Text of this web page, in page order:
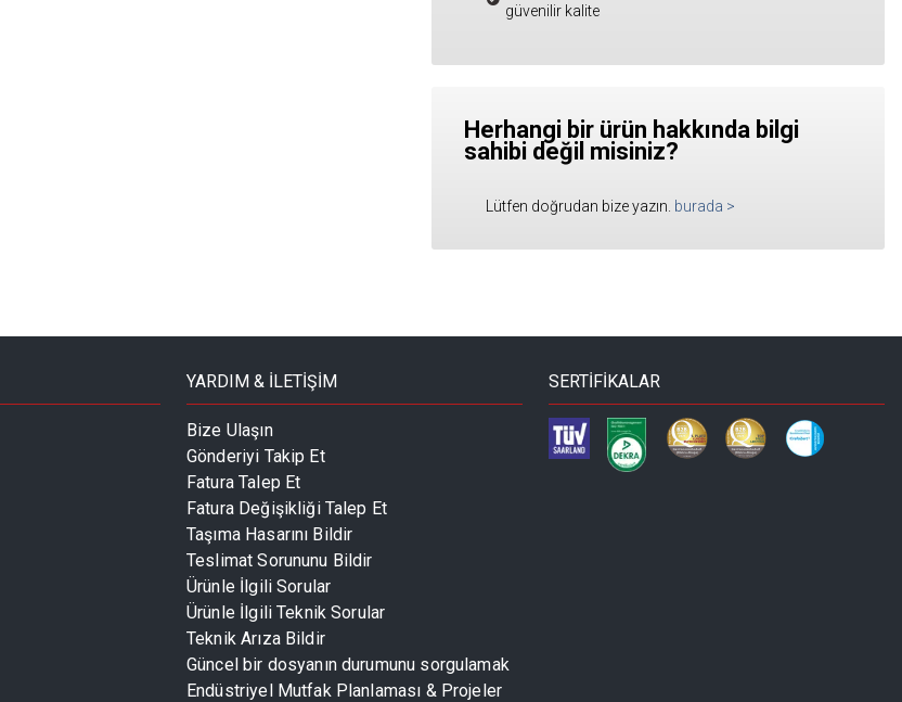
güvenilir kalite
Herhangi bir ürün hakkında bilgi
sahibi değil misiniz?
Lütfen doğrudan bize yazın. burada >
YARDIM & İLETİŞİM
Bize Ulaşın
Gönderiyi Takip Et
Fatura Talep Et
Fatura Değişikliği Talep Et
Taşıma Hasarını Bildir
Teslimat Sorununu Bildir
Ürünle İlgili Sorular
Ürünle İlgili Teknik Sorular
Teknik Arıza Bildir
Güncel bir dosyanın durumunu sorgulamak
Endüstriyel Mutfak Planlaması & Projeler
SERTİFİKALAR